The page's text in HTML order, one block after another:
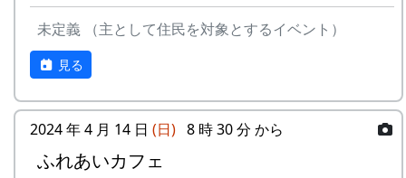
未定義 （主として住民を対象とするイベント）
見る
2024 年 4 月 14 日 (日) 8 時 30 分 から
ふれあいカフェ